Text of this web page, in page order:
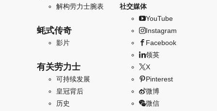
解构劳力士腕表
蚝式传奇
影片
有关劳力士
可持续发展
皇冠背后
历史
社交媒体
YouTube
Instagram
Facebook
领英
X
Pinterest
微博
微信